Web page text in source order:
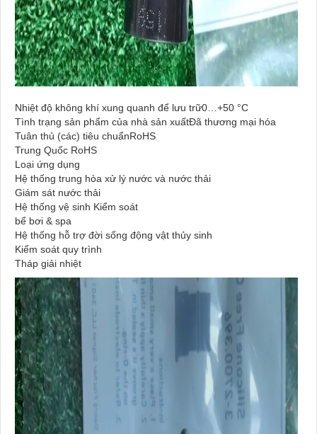
Nhiệt độ không khí xung quanh để lưu trữ0…+50 °C
Tình trạng sản phẩm của nhà sản xuấtĐã thương mại hóa
Tuân thủ (các) tiêu chuẩnRoHS
Trung Quốc RoHS
Loại ứng dụng
Hệ thống trung hòa xử lý nước và nước thải
Giám sát nước thải
Hệ thống vệ sinh Kiểm soát
bể bơi & spa
Hệ thống hỗ trợ đời sống động vật thủy sinh
Kiểm soát quy trình
Tháp giải nhiệt